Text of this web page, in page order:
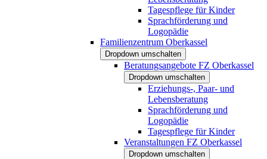
Tagespflege für Kinder
Sprachförderung und
Logopädie
Familienzentrum Oberkassel
Dropdown umschalten
Beratungsangebote FZ Oberkassel
Dropdown umschalten
Erziehungs-, Paar- und
Lebensberatung
Sprachförderung und
Logopädie
Tagespflege für Kinder
Veranstaltungen FZ Oberkassel
Dropdown umschalten